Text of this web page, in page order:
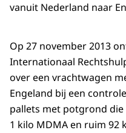
vanuit Nederland naar
Op 27 november 2013
Internationaal
over een vrachtwagen
Engeland bij een
pallets met potgrond
1 kilo MDMA en ruim 92